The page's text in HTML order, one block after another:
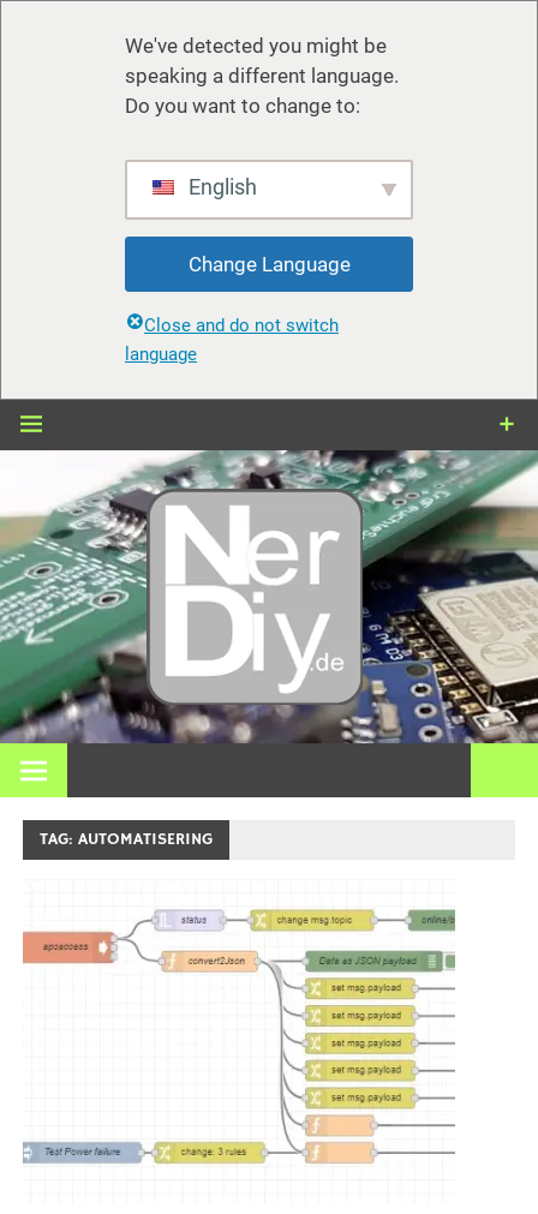
We've detected you might be
speaking a different language.
Do you want to change to:
English
Change Language
Close and do not switch
language
Zum
3D
en
Op nerdiy.de draait alles om elektronica, DIY, 3D-printen,
smart home en vele andere technische onderwerpen.
TAG:AUTOMATISERING